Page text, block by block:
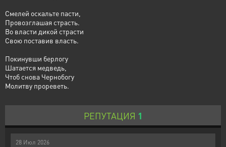
Смелей оскальте пасти,
Провозглашая страсть.
Во власти дикой страсти
Свою поставив власть.
Покинувши берлогу
Шатается медведь,
Чтоб снова Чернобогу
Молитву прореветь.
РЕПУТАЦИЯ 1
28 Июл 2026